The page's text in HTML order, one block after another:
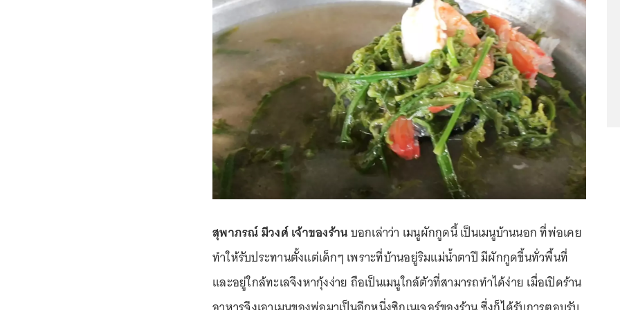
สุพาภรณ์ มีวงศ์ เจ้าของร้านบอกเล่าว่า เมนูผักกูดนี้ เป็นเมนูบ้านนอก ที่พ่อเคย
ทำให้รับประทานตั้งแต่เด็กๆ เพราะที่บ้านอยู่ริมแม่น้ำตาปี มีผักกูดขึ้นทั่วพื้นที่
และอยู่ใกล้ทะเลจึงหากุ้งง่าย ถือเป็นเมนูใกล้ตัวที่สามารถทำได้ง่าย เมื่อเปิดร้าน